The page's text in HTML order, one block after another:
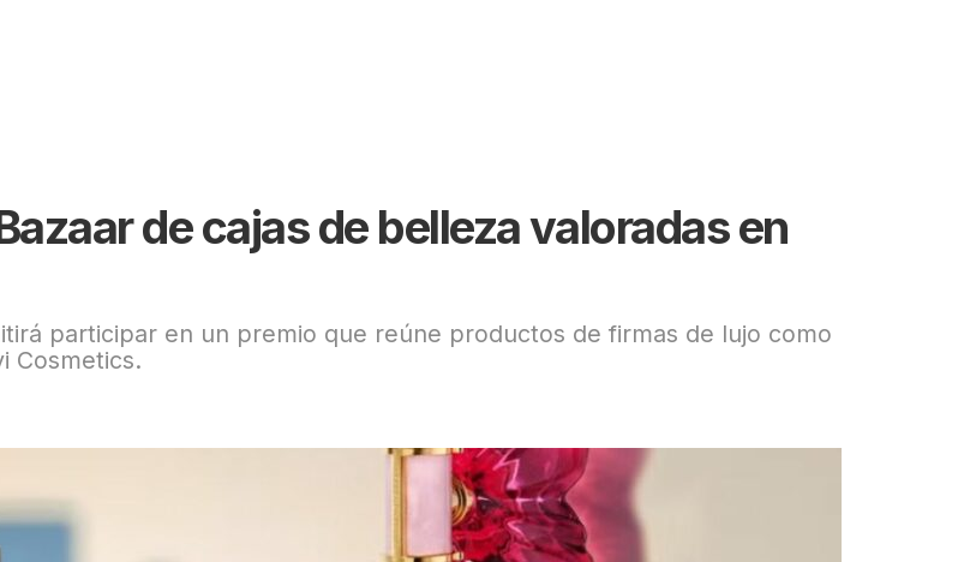
de cajas de belleza valoradas en
participar en un premio que reúne productos de firmas de lujo como
Cosmetics.